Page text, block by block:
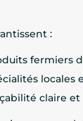
:
fermiers
locales
claire